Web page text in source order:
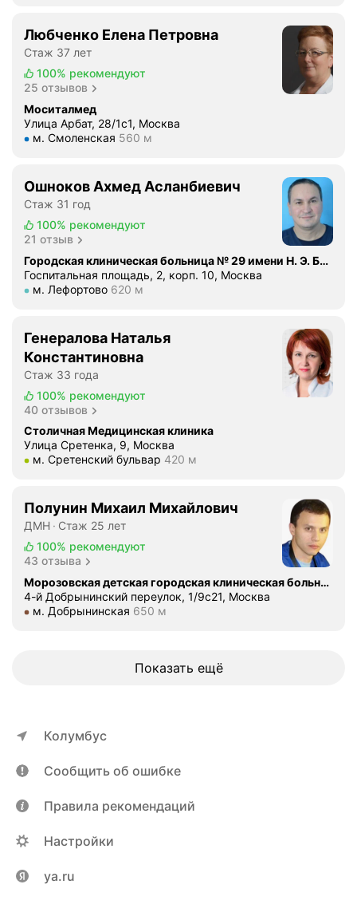
н
о
с
о
п
е
к
й
р
и
о
с
к
п
я
,
о
с
к
п
и
и
о
а
и
Любченко Елена Петровна
Стаж 37 лет
100% рекомендуют
25 отзывов
Моситалмед
Улица Арбат, 28/1с1, Москва
Метро м. Смоленская Расстояние 560 м
м. Смоленская 560 м
Ошноков Ахмед Асланбиевич
Стаж 31 год
100% рекомендуют
21 отзыв
Городская клиническая больница № 29 имени Н. Э. Баумана, корпус № 10 Хирургический
Госпитальная площадь, 2, корп. 10, Москва
Метро м. Лефортово Расстояние 620 м
м. Лефортово 620 м
Генералова Наталья
Константиновна
Стаж 33 года
100% рекомендуют
40 отзывов
Столичная Медицинская клиника
Улица Сретенка, 9, Москва
Метро м. Сретенский бульвар Расстояние 420 м
м. Сретенский бульвар 420 м
Полунин Михаил Михайлович
ДМН
Стаж 25 лет
100% рекомендуют
43 отзыва
Морозовская детская городская клиническая больница
4-й Добрынинский переулок, 1/9с21, Москва
Метро м. Добрынинская Расстояние 650 м
м. Добрынинская 650 м
Показать ещё
Колумбус
Сообщить об ошибке
Правила рекомендаций
Настройки
ya.ru